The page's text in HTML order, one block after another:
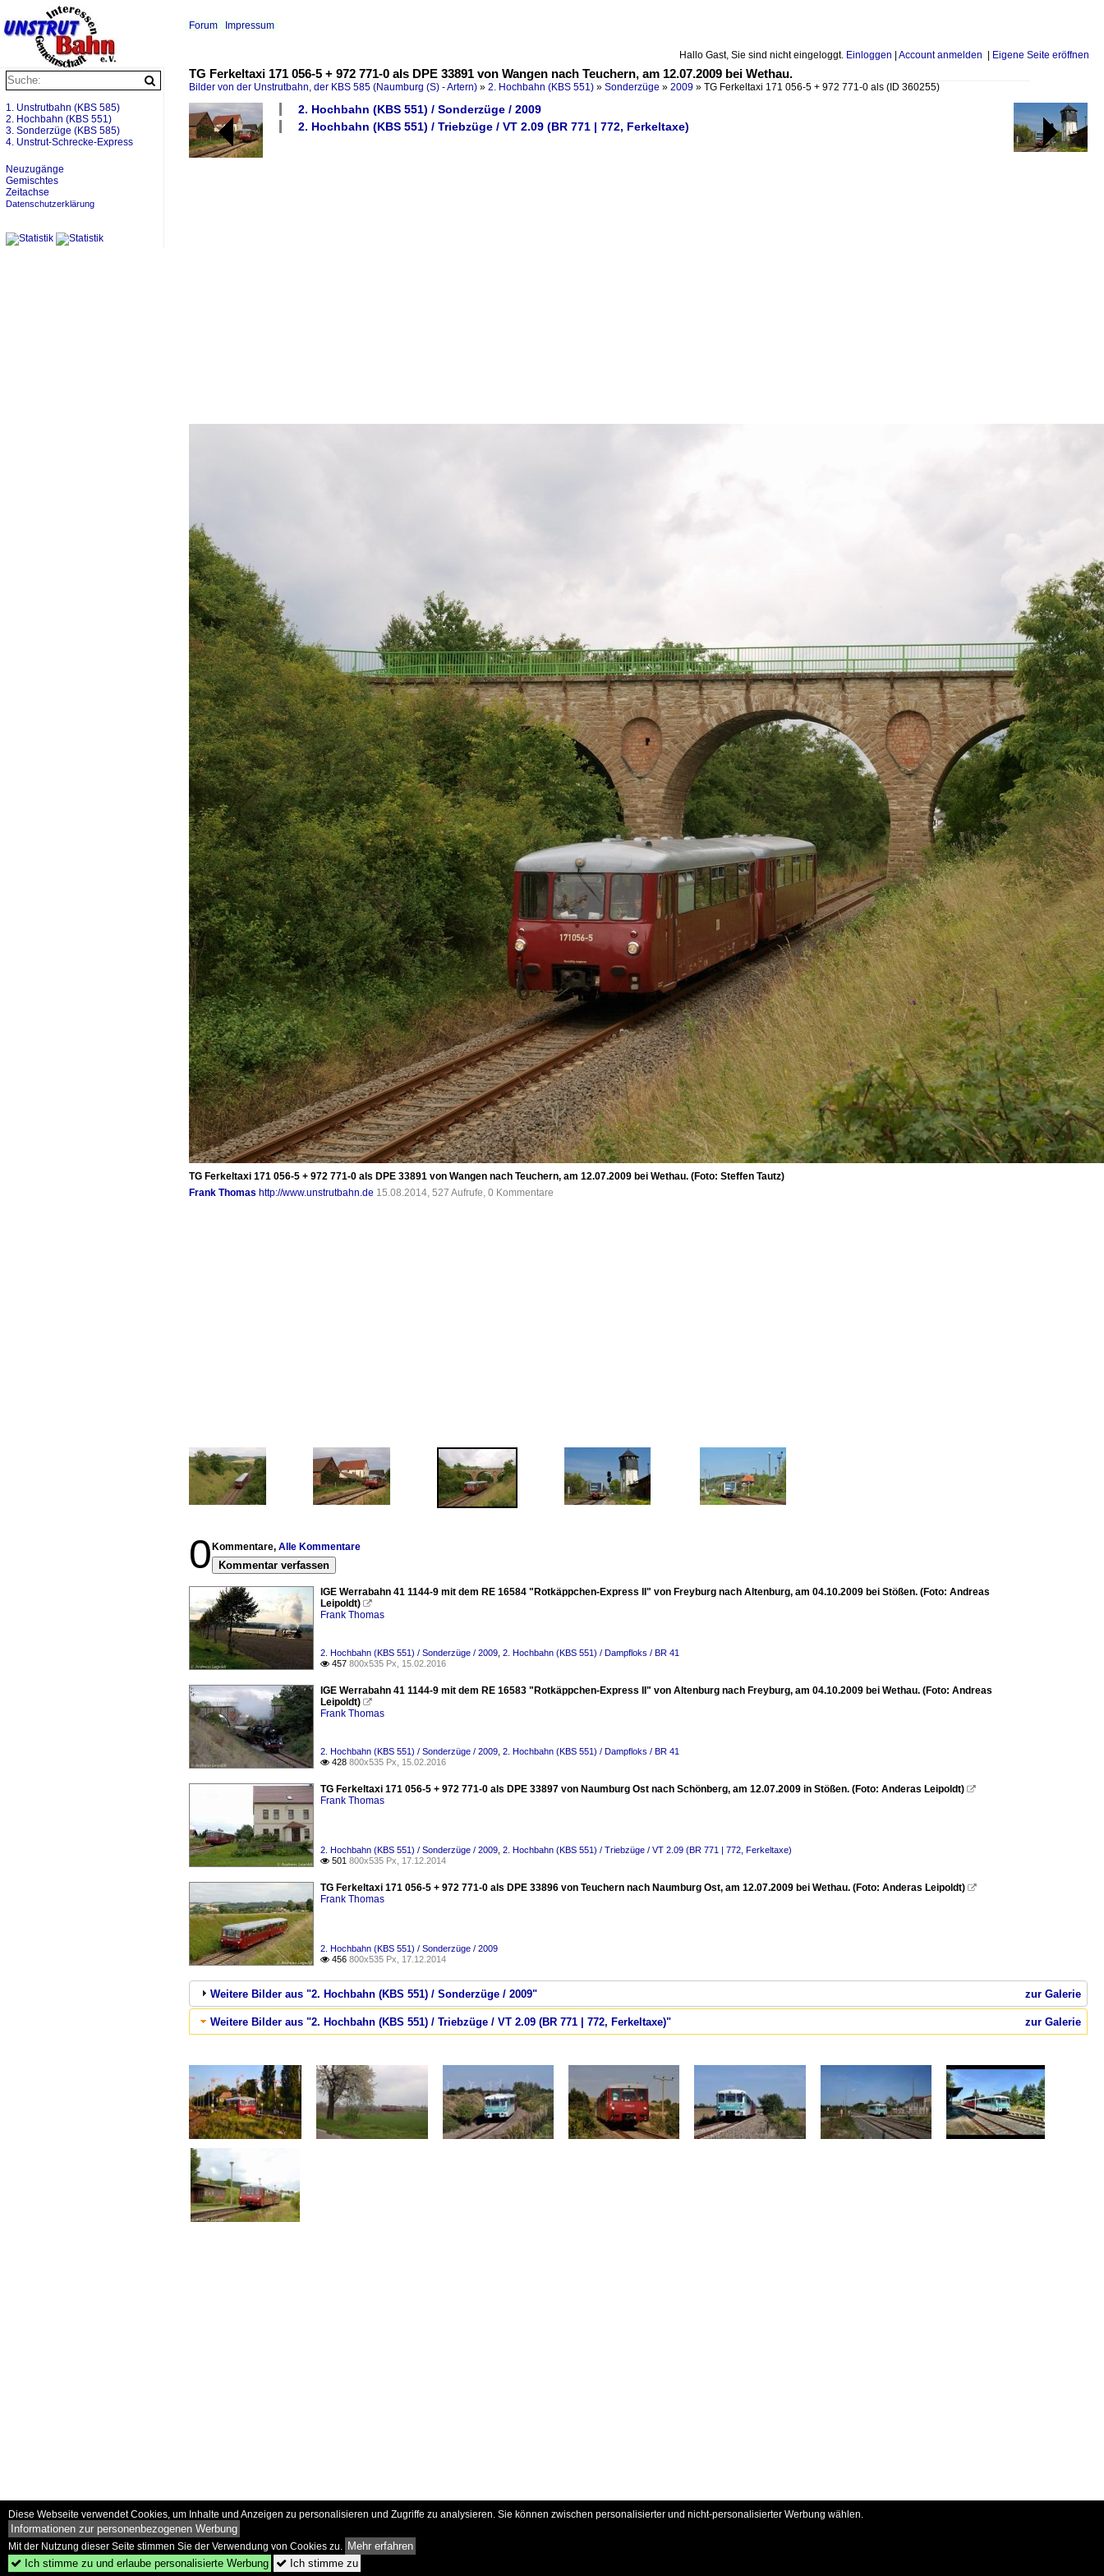
Hallo Gast, Sie sind nicht eingeloggt. Einloggen Account anmelden Eigene Seite eröffnen
Forum Impressum
TG Ferkeltaxi 171 056-5 + 972 771-0 als DPE 33891 von Wangen nach Teuchern, am 12.07.2009 bei Wethau.
Bilder von der Unstrutbahn, der KBS 585 (Naumburg (S) - Artern) » 2. Hochbahn (KBS 551) » Sonderzüge » 2009 » TG Ferkeltaxi 171 056-5 + 972 771-0 als (ID 360255)
2. Hochbahn (KBS 551) / Sonderzüge / 2009
2. Hochbahn (KBS 551) / Triebzüge / VT 2.09 (BR 771 | 772, Ferkeltaxe)
TG Ferkeltaxi 171 056-5 + 972 771-0 als DPE 33891 von Wangen nach Teuchern, am 12.07.2009 bei Wethau. (Foto: Steffen Tautz)
Frank Thomas http://www.unstrutbahn.de 15.08.2014, 527 Aufrufe, 0 Kommentare
0 Kommentare, Alle Kommentare
Kommentar verfassen
IGE Werrabahn 41 1144-9 mit dem RE 16584 "Rotkäppchen-Express II" von Freyburg nach Altenburg, am 04.10.2009 bei Stößen. (Foto: Andreas
Leipoldt) 
Frank Thomas
2. Hochbahn (KBS 551) / Sonderzüge / 2009 2. Hochbahn (KBS 551) / Dampfloks / BR 41
 457 800x535 Px, 15.02.2016
IGE Werrabahn 41 1144-9 mit dem RE 16583 "Rotkäppchen-Express II" von Altenburg nach Freyburg, am 04.10.2009 bei Wethau. (Foto: Andreas
Leipoldt) 
Frank Thomas
2. Hochbahn (KBS 551) / Sonderzüge / 2009 2. Hochbahn (KBS 551) / Dampfloks / BR 41
 428 800x535 Px, 15.02.2016
TG Ferkeltaxi 171 056-5 + 972 771-0 als DPE 33897 von Naumburg Ost nach Schönberg, am 12.07.2009 in Stößen. (Foto: Anderas Leipoldt) 
Frank Thomas
2. Hochbahn (KBS 551) / Sonderzüge / 2009 2. Hochbahn (KBS 551) / Triebzüge / VT 2.09 (BR 771 | 772, Ferkeltaxe)
 501 800x535 Px, 17.12.2014
TG Ferkeltaxi 171 056-5 + 972 771-0 als DPE 33896 von Teuchern nach Naumburg Ost, am 12.07.2009 bei Wethau. (Foto: Anderas Leipoldt) 
Frank Thomas
2. Hochbahn (KBS 551) / Sonderzüge / 2009
 456 800x535 Px, 17.12.2014
zur Galerie
Weitere Bilder aus "2. Hochbahn (KBS 551) / Sonderzüge / 2009"
zur Galerie
Weitere Bilder aus "2. Hochbahn (KBS 551) / Triebzüge / VT 2.09 (BR 771 | 772, Ferkeltaxe)"
1. Unstrutbahn (KBS 585)
2. Hochbahn (KBS 551)
3. Sonderzüge (KBS 585)
4. Unstrut-Schrecke-Express
Neuzugänge
Gemischtes
Zeitachse
Datenschutzerklärung
Diese Webseite verwendet Cookies, um Inhalte und Anzeigen zu personalisieren und Zugriffe zu analysieren. Sie können zwischen personalisierter und nicht-personalisierter Werbung wählen.
Informationen zur personenbezogenen Werbung
Mit der Nutzung dieser Seite stimmen Sie der Verwendung von Cookies zu. Mehr erfahren
 Ich stimme zu und erlaube personalisierte Werbung  Ich stimme zu